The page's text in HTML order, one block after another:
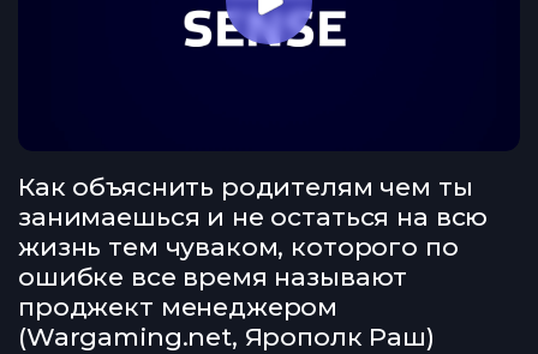
Как объяснить родителям чем ты
занимаешься и не остаться на всю
жизнь тем чуваком, которого по
ошибке все время называют
проджект менеджером
(Wargaming.net, Ярополк Раш)